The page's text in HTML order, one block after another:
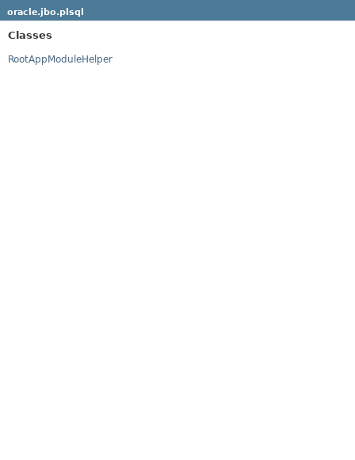
oracle.jbo.plsql
Classes
RootAppModuleHelper